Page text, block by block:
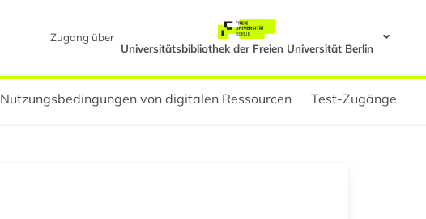
Zugang über
Universitätsbibliothek der Freien Universität Berlin
Nutzungsbedingungen von digitalen Ressourcen Test-Zugänge